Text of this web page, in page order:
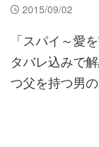
2015/09/02
「スパイ～愛
タバレ込みで
つ父を持つ男